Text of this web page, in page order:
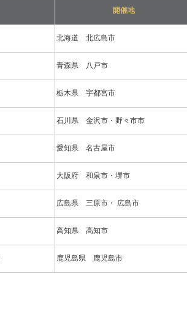
開催地
北海道 北広島市
青森県 八戸市
栃木県 宇都宮市
石川県 金沢市・野々市市
愛知県 名古屋市
大阪府 和泉市・堺市
広島県 三原市・ 広島市
高知県 高知市
鹿児島県 鹿児島市